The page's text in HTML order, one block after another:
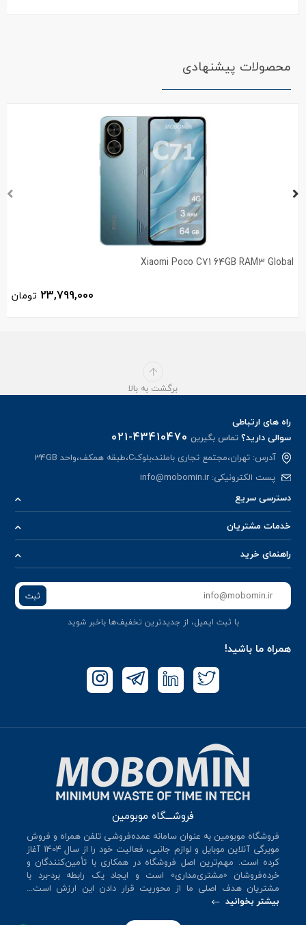
محصولات پیشنهادی
Xiaomi Poco C71 64GB RAM3 Global
23,799,000 تومان
برگشت به بالا
راه های ارتباطی
سوالی دارید؟تماس بگیرین 021-43410470
آدرس: تهران،مجتمع تجاری باملند،بلوکC،طبقه همکف،واحد 34GB
پست الکترونیکی:info@mobomin.ir
دسترسی سریع
خدمات مشتریان
راهنمای خرید
ثبت
با ثبت ایمیل، از جدید‌ترین تخفیف‌ها با‌خبر شوید
همراه ما باشید!
فروشـــگاه موبومین
فروشگاه موبومین به عنوان سامانه عمده‌فروشی تلفن همراه و فروش
مویرگی آنلاین موبایل و لوازم جانبی، فعالیت خود را از سال 140۴ آغاز
کرده است. مهم‌ترین اصل فروشگاه در همکاری با تأمین‌کنندگان و
خرده‌فروشان «مشتری‌مداری» است و ایجاد یک رابطه برد-برد با
مشتریان هدف اصلی ما از محوریت قرار دادن این ارزش است...
بیشتر بخوانید